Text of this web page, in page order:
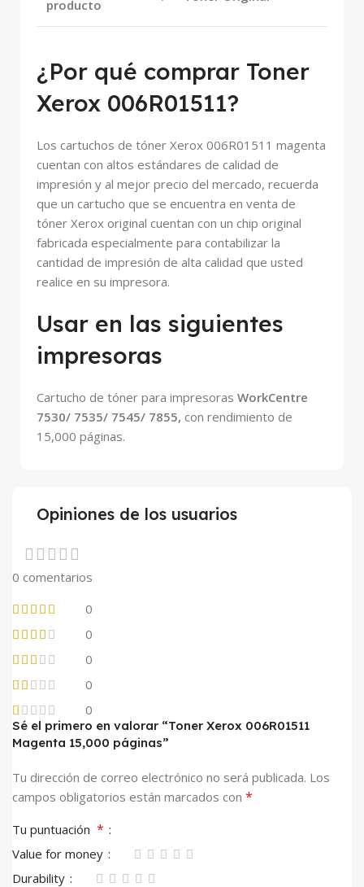
producto
¿Por qué comprar Toner
Xerox 006R01511?
Los cartuchos de tóner Xerox 006R01511 magenta
cuentan con altos estándares de calidad de
impresión y al mejor precio del mercado, recuerda
que un cartucho que se encuentra en venta de
tóner Xerox original cuentan con un chip original
fabricada especialmente para contabilizar la
cantidad de impresión de alta calidad que usted
realice en su impresora.
Usar en las siguientes
impresoras
Cartucho de tóner para impresoras WorkCentre
7530/ 7535/ 7545/ 7855, con rendimiento de
15,000 páginas.
Opiniones de los usuarios
0 comentarios
0
0
0
0
0
Sé el primero en valorar “Toner Xerox 006R01511
Magenta 15,000 páginas”
Tu dirección de correo electrónico no será publicada. Los
campos obligatorios están marcados con *
Tu puntuación *
Value for money
Durability